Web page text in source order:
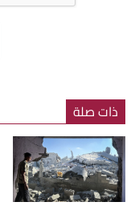
ذات صلة